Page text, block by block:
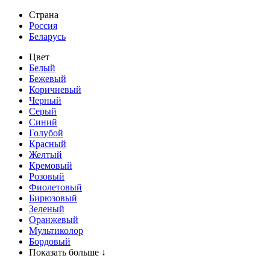
Страна
Россия
Беларусь
Цвет
Белый
Бежевый
Коричневый
Черный
Серый
Синий
Голубой
Красный
Желтый
Кремовый
Розовый
Фиолетовый
Бирюзовый
Зеленый
Оранжевый
Мультиколор
Бордовый
Показать больше ↓